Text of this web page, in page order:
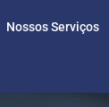
Nossos Serviços